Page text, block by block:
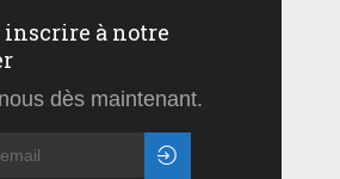
inscrire à notre
dès maintenant.